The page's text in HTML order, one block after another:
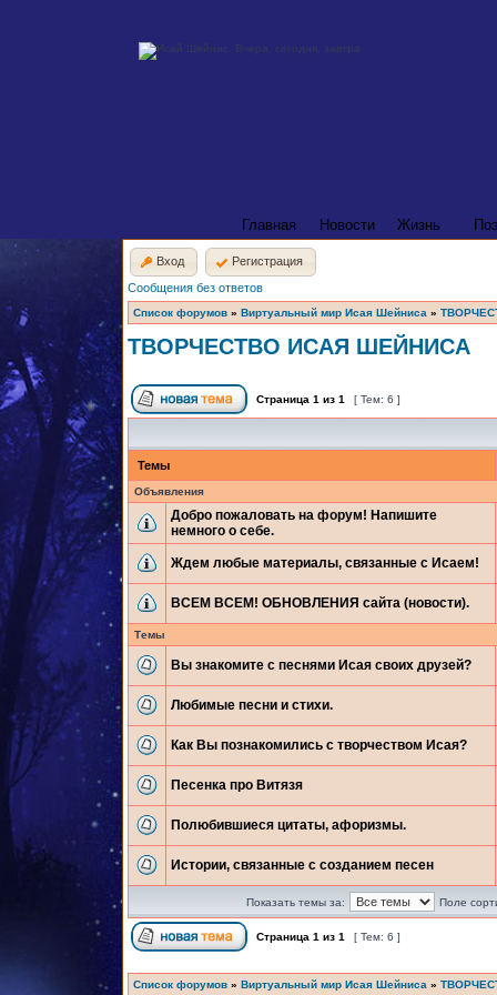
Главная Новости Жизнь
Вход
Регистрация
Сообщения без ответов
Список форумов » Виртуальный мир Исая Шейниса »
ТВОРЧЕСТВО ИСАЯ ШЕЙНИСА
Страница 1 из 1 [ Тем: 6 ]
Темы
Объявления
Добро пожаловать на форум! Напишите
немного о себе.
Ждем любые материалы, связанные с Исаем!
ВСЕМ ВСЕМ! ОБНОВЛЕНИЯ сайта (новости).
Темы
Вы знакомите с песнями Исая своих друзей?
Любимые песни и стихи.
Как Вы познакомились с творчеством Исая?
Песенка про Витязя
Полюбившиеся цитаты, афоризмы.
Истории, связанные с созданием песен
Показать темы за: Поле
Страница 1 из 1 [ Тем: 6 ]
Список форумов » Виртуальный мир Исая Шейниса »